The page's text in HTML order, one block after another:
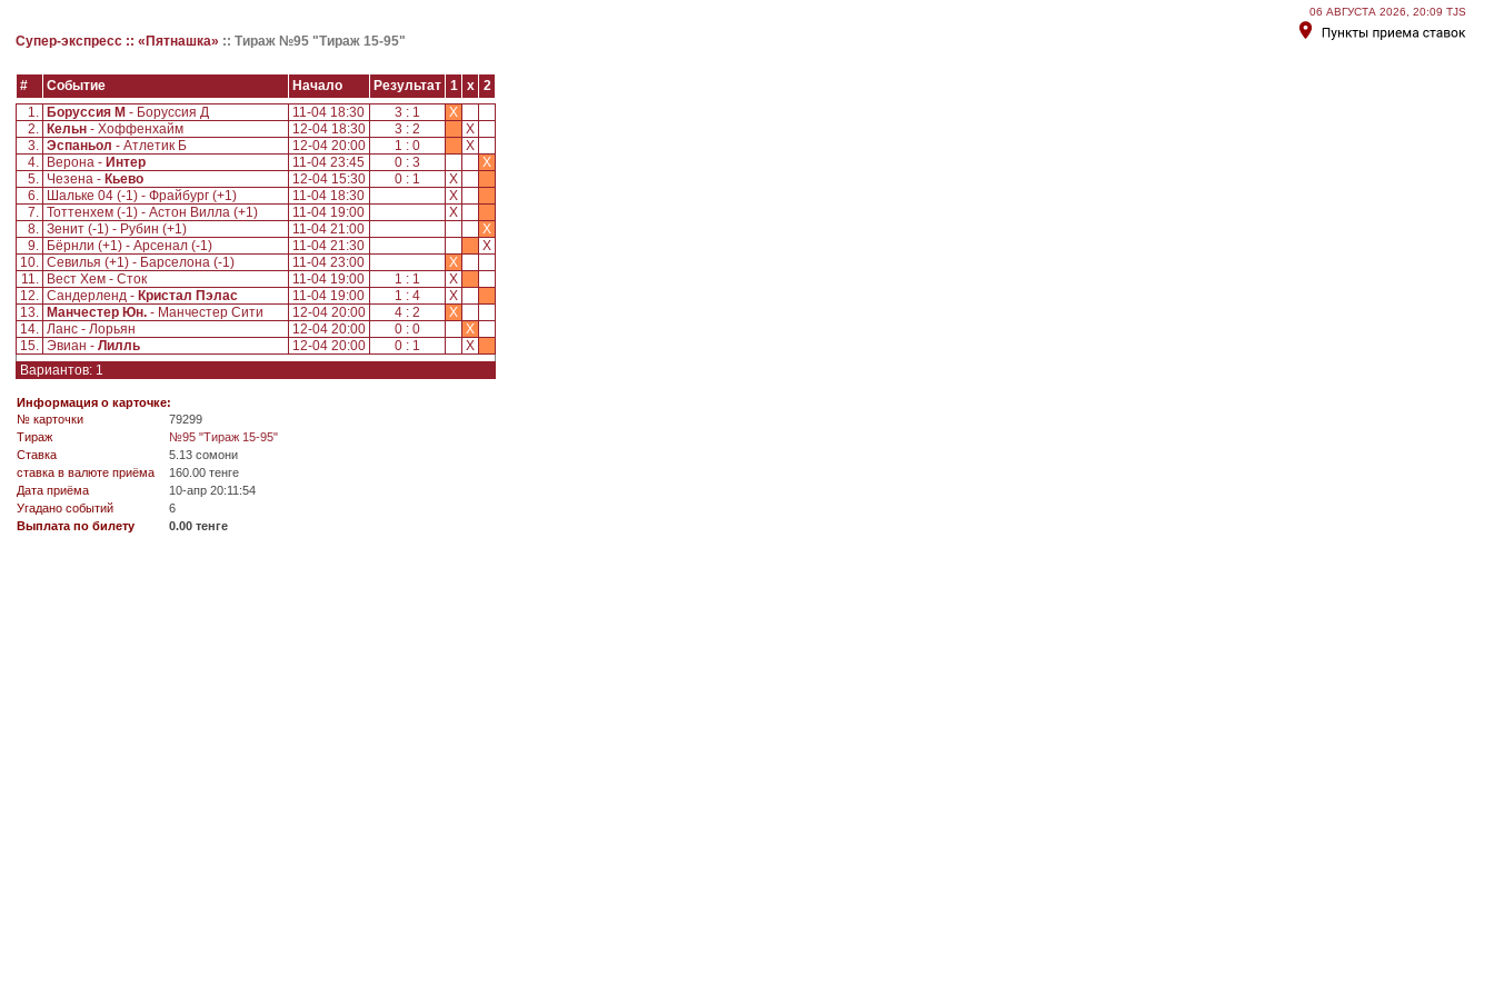
06 АВГУСТА 2026, 20:09 TJS
Супер-экспресс :: «Пятнашка» :: Тираж №95 "Тираж 15-95"
# Событие Начало Результат 1 x
2
1.
Боруссия М - Боруссия Д 11-04 18:30 3 : 1
X
2.
Кельн - Хоффенхайм 12-04 18:30 3 : 2
X
3. Эспаньол - Атлетик Б 12-04 20:00 1 : 0
X
4.
Верона - Интер 11-04 23:45 0 : 3
X
5. Чезена - Кьево 12-04 15:30 0 : 1
X
6.
Шальке 04 (-1) - Фрайбург (+1) 11-04 18:30
X
7. Тоттенхем (-1) - Астон Вилла (+1) 11-04 19:00
X
8. Зенит (-1) - Рубин (+1) 11-04 21:00
X
9.
Бёрнли (+1) - Арсенал (-1) 11-04 21:30
X
10. Севилья (+1) - Барселона (-1) 11-04 23:00
X
11.
Вест Хем - Сток 11-04 19:00 1 : 1
X
12. Сандерленд - Кристал Пэлас 11-04 19:00 1 : 4
X
13.
Манчестер Юн. - Манчестер Сити 12-04 20:00 4 : 2
X
14. Ланс - Лорьян 12-04 20:00 0 : 0
X
15. Эвиан - Лилль 12-04 20:00 0 : 1
X
Вариантов: 1
Информация о карточке:
№ карточки
79299
Tираж
№95 "Тираж 15-95"
Ставка
5.13 сомони
ставка в валюте приёма
160.00 тенге
Дата приёма
10-апр 20:11:54
Угадано событий
6
Выплата по билету
0.00 тенге